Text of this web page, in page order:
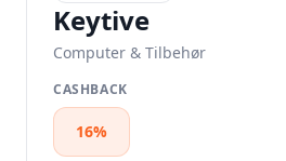
Keytive
Computer & Tilbehør
CASHBACK
16%